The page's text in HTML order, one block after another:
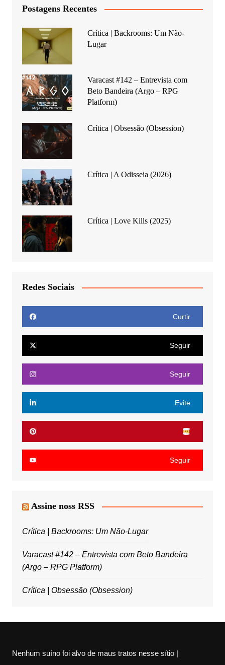
Postagens Recentes
Crítica | Backrooms: Um Não-
Lugar
Varacast #142 – Entrevista com
Beto Bandeira (Argo – RPG
Platform)
Crítica | Obsessão (Obsession)
Crítica | A Odisseia (2026)
Crítica | Love Kills (2025)
Redes Sociais
Curtir
Seguir
Seguir
Evite
Seguir
Assine noss RSS
Crítica | Backrooms: Um Não-Lugar
Varacast #142 – Entrevista com Beto Bandeira
(Argo – RPG Platform)
Crítica | Obsessão (Obsession)
Nenhum suíno foi alvo de maus tratos nesse sítio |